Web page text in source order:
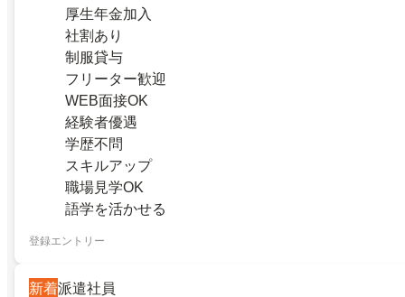
厚生年金加入
社割あり
制服貸与
フリーター歓迎
WEB面接OK
経験者優遇
学歴不問
スキルアップ
職場見学OK
語学を活かせる
登録エントリー
新着派遣社員